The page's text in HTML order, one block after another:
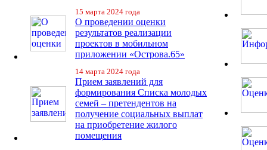
15 марта 2024 года
О проведении оценки
результатов реализации
проектов в мобильном
приложении «Острова.65»
14 марта 2024 года
Прием заявлений для
формирования Списка молодых
семей – претендентов на
получение социальных выплат
на приобретение жилого
помещения